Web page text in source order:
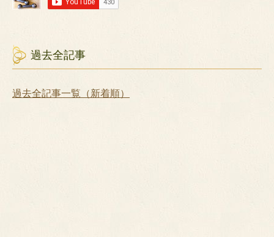
過去全記事
過去全記事一覧（新着順）